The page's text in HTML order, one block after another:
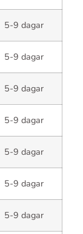
5-9 dagar
5-9 dagar
5-9 dagar
5-9 dagar
5-9 dagar
5-9 dagar
5-9 dagar